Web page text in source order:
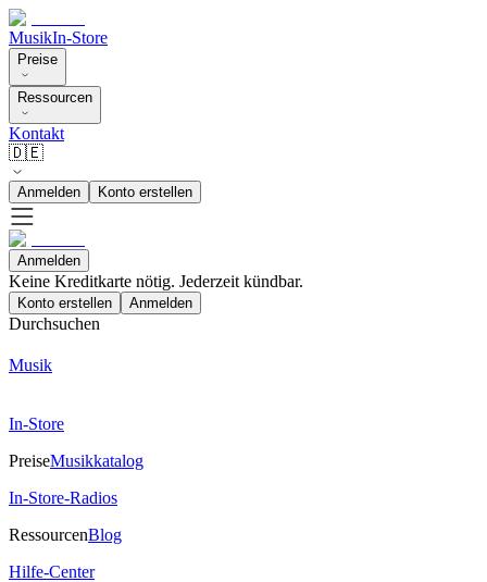
MusikIn-Store
Preise
Ressourcen
Kontakt
🇩🇪
Anmelden Konto erstellen
Anmelden
Keine Kreditkarte nötig. Jederzeit kündbar.
Konto erstellen Anmelden
Durchsuchen
Musik
In-Store
PreiseMusikkatalog
In-Store-Radios
RessourcenBlog
Hilfe-Center